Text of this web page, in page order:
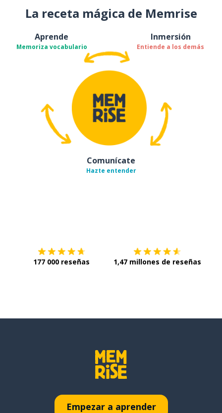
La receta mágica de Memrise
Aprende
Memoriza vocabulario
Inmersión
Entiende a los demás
Comunícate
Hazte entender
177 000 reseñas 1,47 millones de reseñas
Empezar a aprender